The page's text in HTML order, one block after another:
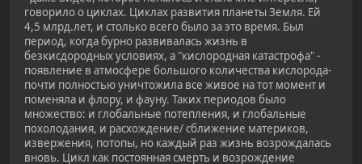
говорило о циклах. Циклах развития планеты Земля. Ей
4,5 млрд.лет, и столько всего было за это время. Был
период, когда бурно развивалась жизнь в
безкисдородных условиях, а "кислородная катастрофа" -
появление в атмосфере большого количества кислорода-
почти полностью уничтожила все живое на тот момент и
поменяла и флору, и фауну. Таких периодов было
множество: и глобальные потепления, и глобальные
похолодания, и расхождение/ сближение материков,
извержения, потопы, но каждый раз жизнь возрождалась
вновь. Цикл как постоянная смерть и возрождение